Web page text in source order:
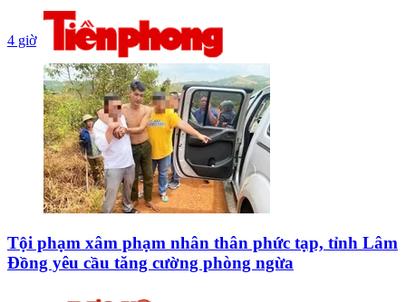
4 giờ
Tội phạm xâm phạm nhân thân phức tạp, tỉnh Lâm
Đồng yêu cầu tăng cường phòng ngừa